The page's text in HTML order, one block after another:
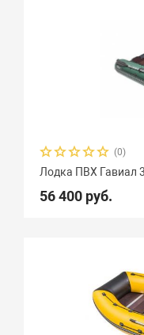
(0)
Лодка ПВХ Гавиал
56 400 руб.